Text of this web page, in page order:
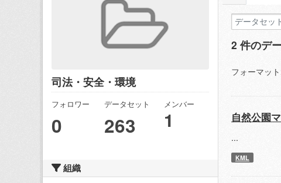
司法・安全・環境
フォロワー
0
データセット
263
メンバー
1
組織
2 件のデ
フォーマッ
自然公園
...
KML